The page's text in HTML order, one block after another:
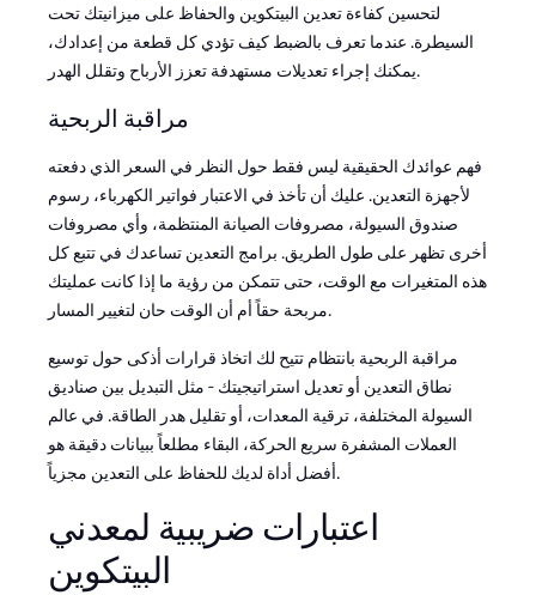
لتحسين كفاءة تعدين البيتكوين والحفاظ على ميزانيتك تحت
السيطرة. عندما تعرف بالضبط كيف تؤدي كل قطعة من إعدادك،
يمكنك إجراء تعديلات مستهدفة تعزز الأرباح وتقلل الهدر.
مراقبة الربحية
فهم عوائدك الحقيقية ليس فقط حول النظر في السعر الذي دفعته
لأجهزة التعدين. عليك أن تأخذ في الاعتبار فواتير الكهرباء، رسوم
صندوق السيولة، مصروفات الصيانة المنتظمة، وأي مصروفات
أخرى تظهر على طول الطريق. برامج التعدين تساعدك في تتبع كل
هذه المتغيرات مع الوقت، حتى تتمكن من رؤية ما إذا كانت عمليتك
مربحة حقاً أم أن الوقت حان لتغيير المسار.
مراقبة الربحية بانتظام تتيح لك اتخاذ قرارات أذكى حول توسيع
نطاق التعدين أو تعديل استراتيجيتك - مثل التبديل بين صناديق
السيولة المختلفة، ترقية المعدات، أو تقليل هدر الطاقة. في عالم
العملات المشفرة سريع الحركة، البقاء مطلعاً ببيانات دقيقة هو
أفضل أداة لديك للحفاظ على التعدين مجزياً.
اعتبارات ضريبية لمعدني
البيتكوين